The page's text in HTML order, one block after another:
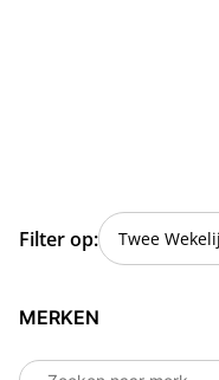
Filter op: Twee
MERKEN
Zoeken naar merk...